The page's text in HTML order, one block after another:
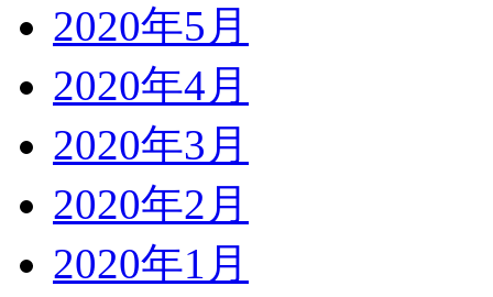
2020年5月
2020年4月
2020年3月
2020年2月
2020年1月